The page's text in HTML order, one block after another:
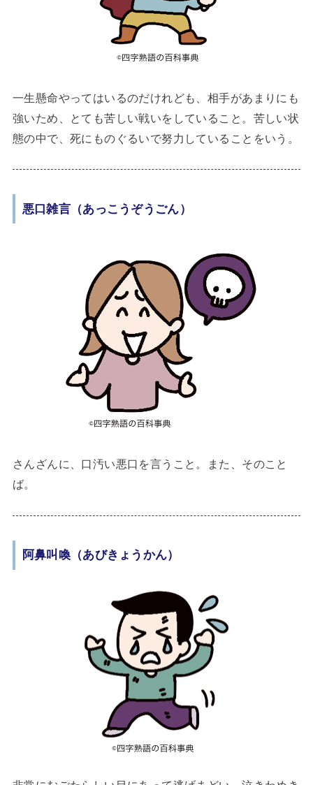
一生懸命やってはいるのだけれども、相手があまりにも
強いため、とても苦しい戦いをしていること。苦しい状
態の中で、死にものぐるいで努力していることをいう。
悪口雑言（あっこうぞうごん）
さんざんに、口汚い悪口を言うこと。また、そのこと
ば。
阿鼻叫喚（あびきょうかん）